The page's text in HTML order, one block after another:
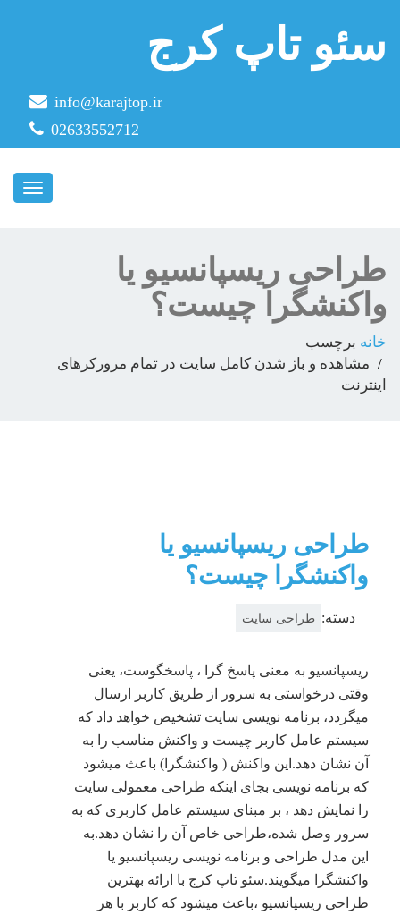
سئو تاپ کرج
info@karajtop.ir
02633552712
ناوبری
طراحی ریسپانسیو یا
واکنشگرا چیست؟
خانه برچسب
مشاهده و باز شدن کامل سایت در تمام مرورکرهای
اینترنت
طراحی ریسپانسیو یا
واکنشگرا چیست؟
دسته: طراحی سایت
ریسپانسیو به معنی پاسخ گرا ، پاسخگوست، یعنی
وقتی درخواستی به سرور از طریق کاربر ارسال
میگردد، برنامه نویسی سایت تشخیص خواهد داد که
سیستم عامل کاربر چیست و واکنش مناسب را به
آن نشان دهد.این واکنش ( واکنشگرا) باعث میشود
که برنامه نویسی بجای اینکه طراحی معمولی سایت
را نمایش دهد ، بر مبنای سیستم عامل کاربری که به
سرور وصل شده،طراحی خاص آن را نشان دهد.به
این مدل طراحی و برنامه نویسی ریسپانسیو یا
واکنشگرا میگویند.سئو تاپ کرج با ارائه بهترین
طراحی ریسپانسیو ،باعث میشود که کاربر با هر